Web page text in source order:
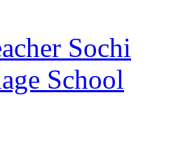
Sochi
School